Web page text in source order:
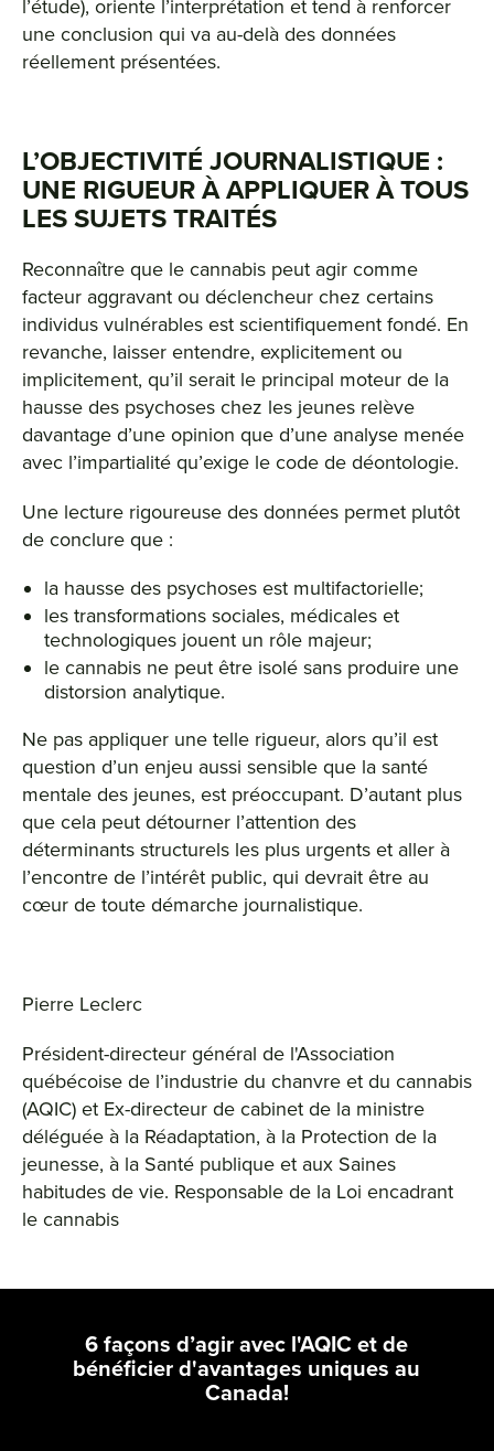
l’étude), oriente l’interprétation et tend à renforcer
une conclusion qui va au-delà des données
réellement présentées.
L’OBJECTIVITÉ JOURNALISTIQUE :
UNE RIGUEUR À APPLIQUER À TOUS
LES SUJETS TRAITÉS
Reconnaître que le cannabis peut agir comme
facteur aggravant ou déclencheur chez certains
individus vulnérables est scientifiquement fondé. En
revanche, laisser entendre, explicitement ou
implicitement, qu’il serait le principal moteur de la
hausse des psychoses chez les jeunes relève
davantage d’une opinion que d’une analyse menée
avec l’impartialité qu’exige le code de déontologie.
Une lecture rigoureuse des données permet plutôt
de conclure que :
la hausse des psychoses est multifactorielle;
les transformations sociales, médicales et
technologiques jouent un rôle majeur;
le cannabis ne peut être isolé sans produire une
distorsion analytique.
Ne pas appliquer une telle rigueur, alors qu’il est
question d’un enjeu aussi sensible que la santé
mentale des jeunes, est préoccupant. D’autant plus
que cela peut détourner l’attention des
déterminants structurels les plus urgents et aller à
l’encontre de l’intérêt public, qui devrait être au
cœur de toute démarche journalistique.
Pierre Leclerc
Président-directeur général de l'Association
québécoise de l’industrie du chanvre et du cannabis
(AQIC) et Ex-directeur de cabinet de la ministre
déléguée à la Réadaptation, à la Protection de la
jeunesse, à la Santé publique et aux Saines
habitudes de vie. Responsable de la Loi encadrant
le cannabis
6 façons d’agir avec l'AQIC et de
bénéficier d'avantages uniques au
Canada!